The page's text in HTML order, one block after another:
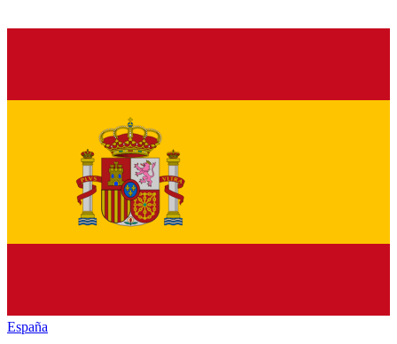
España